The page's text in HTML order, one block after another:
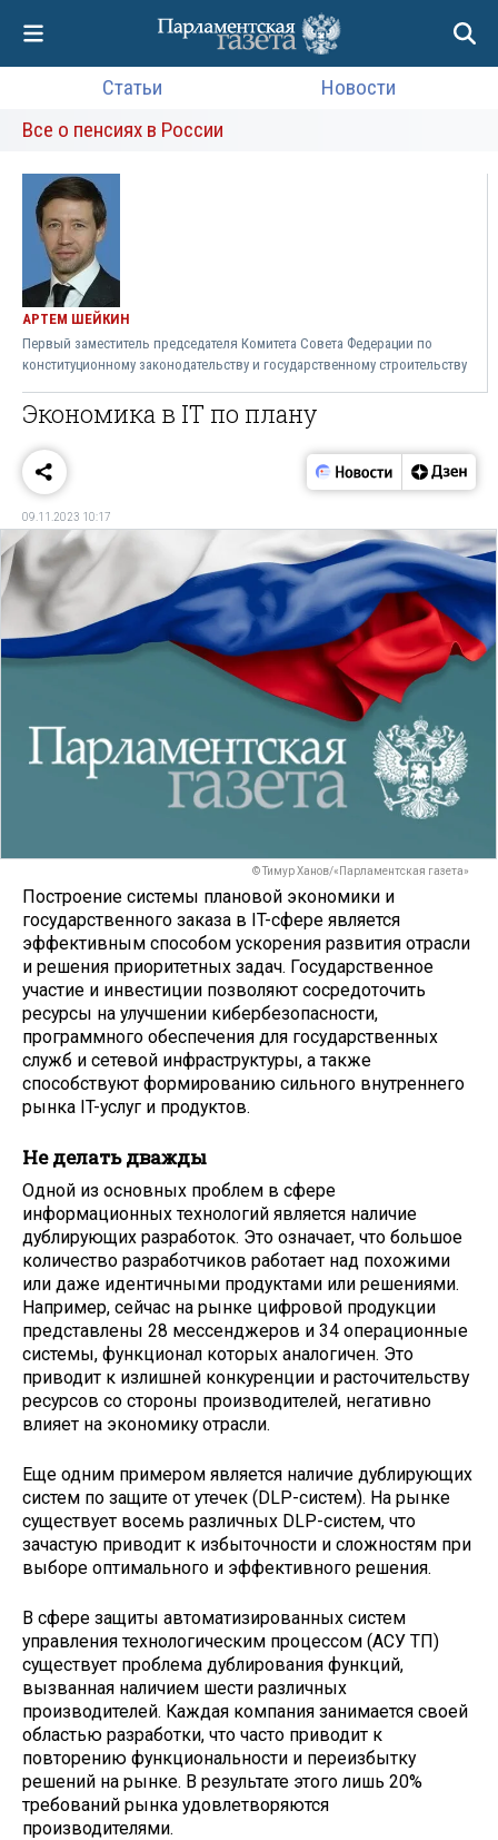
Статьи
Новости
Все о пенсиях в России
АРТЕМ ШЕЙКИН
Первый заместитель председателя Комитета Совета Федерации по
конституционному законодательству и государственному строительству
Экономика в IT по плану
09.11.2023 10:17
© Тимур Ханов/«Парламентская газета»
Построение системы плановой экономики и
государственного заказа в IT-сфере является
эффективным способом ускорения развития отрасли
и решения приоритетных задач. Государственное
участие и инвестиции позволяют сосредоточить
ресурсы на улучшении кибербезопасности,
программного обеспечения для государственных
служб и сетевой инфраструктуры, а также
способствуют формированию сильного внутреннего
рынка IT-услуг и продуктов.
Не делать дважды
Одной из основных проблем в сфере
информационных технологий является наличие
дублирующих разработок. Это означает, что большое
количество разработчиков работает над похожими
или даже идентичными продуктами или решениями.
Например, сейчас на рынке цифровой продукции
представлены 28 мессенджеров и 34 операционные
системы, функционал которых аналогичен. Это
приводит к излишней конкуренции и расточительству
ресурсов со стороны производителей, негативно
влияет на экономику отрасли.
Еще одним примером является наличие дублирующих
систем по защите от утечек (DLP-систем). На рынке
существует восемь различных DLP-систем, что
зачастую приводит к избыточности и сложностям при
выборе оптимального и эффективного решения.
В сфере защиты автоматизированных систем
управления технологическим процессом (АСУ ТП)
существует проблема дублирования функций,
вызванная наличием шести различных
производителей. Каждая компания занимается своей
областью разработки, что часто приводит к
повторению функциональности и переизбытку
решений на рынке. В результате этого лишь 20%
требований рынка удовлетворяются
производителями.